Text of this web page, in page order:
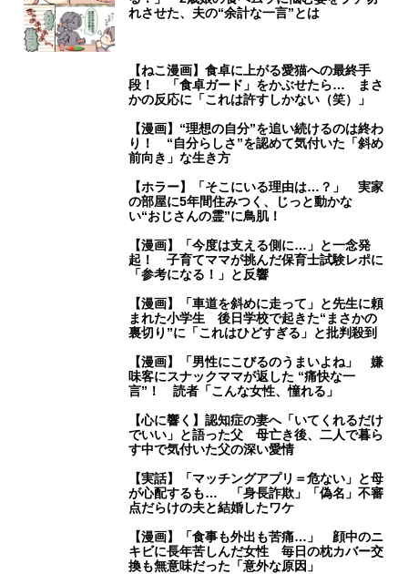
れさせた、夫の“余計な一言”とは
【ねこ漫画】食卓に上がる愛猫への最終手
段！ 「食卓ガード」をかぶせたら… まさ
かの反応に「これは許すしかない（笑）」
【漫画】“理想の自分”を追い続けるのは終わ
り！ “自分らしさ”を認めて気付いた「斜め
前向き」な生き方
【ホラー】「そこにいる理由は…？」 実家
の部屋に5年間住みつく、じっと動かな
い“おじさんの霊”に鳥肌！
【漫画】「今度は支える側に…」と一念発
起！ 子育てママが挑んだ保育士試験レポに
「参考になる！」と反響
【漫画】「車道を斜めに走って」と先生に頼
まれた小学生 後日学校で起きた“まさかの
裏切り”に「これはひどすぎる」と批判殺到
【漫画】「男性にこびるのうまいよね」 嫌
味客にスナックママが返した “痛快な一
言”！ 読者「こんな女性、憧れる」
【心に響く】認知症の妻へ「いてくれるだけ
でいい」と語った父 母亡き後、二人で暮ら
す中で気付いた父の深い愛情
【実話】「マッチングアプリ＝危ない」と母
が心配するも… 「身長詐欺」「偽名」不審
点だらけの夫と結婚したワケ
【漫画】「食事も外出も苦痛…」 顔中のニ
キビに長年苦しんだ女性 毎日の枕カバー交
換も無意味だった「意外な原因」